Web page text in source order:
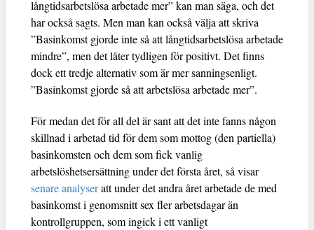
långtidsarbetslösa arbetade mer” kan man säga, och det
har också sagts. Men man kan också välja att skriva
”Basinkomst gjorde inte så att långtidsarbetslösa arbetade
mindre”, men det låter tydligen för positivt. Det finns
dock ett tredje alternativ som är mer sanningsenligt.
”Basinkomst gjorde så att arbetslösa arbetade mer”.
För medan det för all del är sant att det inte fanns någon
skillnad i arbetad tid för dem som mottog (den partiella)
basinkomsten och dem som fick vanlig
arbetslöshetsersättning under det första året, så visar
senare analyseratt under det andra året arbetade de med
basinkomst i genomsnitt sex fler arbetsdagar än
kontrollgruppen, som ingick i ett vanligt